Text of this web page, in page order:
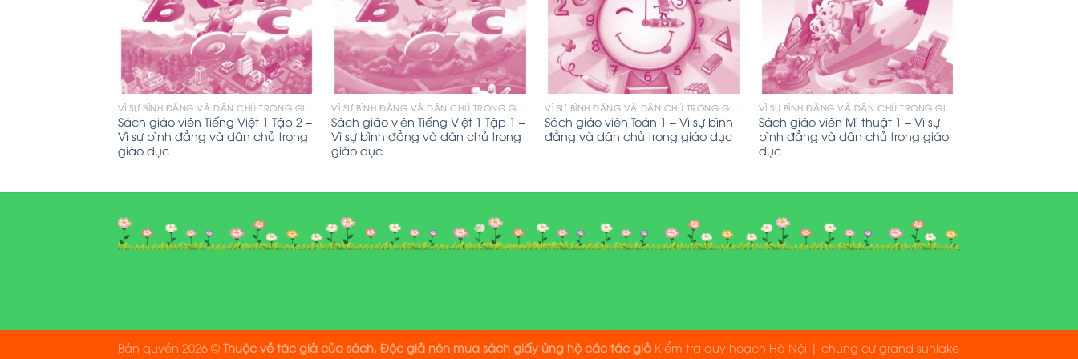
VÌ SỰ BÌNH ĐẲNG VÀ DÂN CHỦ TRONG GIÁO DỤC
Sách giáo viên Tiếng Việt 1 Tập 2 –
Vì sự bình đẳng và dân chủ trong
giáo dục
VÌ SỰ BÌNH ĐẲNG VÀ DÂN CHỦ TRONG GIÁO DỤC
Sách giáo viên Tiếng Việt 1 Tập 1 –
Vì sự bình đẳng và dân chủ trong
giáo dục
VÌ SỰ BÌNH ĐẲNG VÀ DÂN CHỦ TRONG GIÁO DỤC
Sách giáo viên Toán 1 – Vì sự bình
đẳng và dân chủ trong giáo dục
VÌ SỰ BÌNH ĐẲNG VÀ DÂN CHỦ TRONG GIÁO DỤC
Sách giáo viên Mĩ thuật 1 – Vì sự
bình đẳng và dân chủ trong giáo
dục
Bản quyền 2026 © Thuộc về tác giả của sách. Độc giả nên mua sách giấy ủng hộ các tác giả Kiểm tra quy hoạch Hà Nội | chung cư grand sunlake